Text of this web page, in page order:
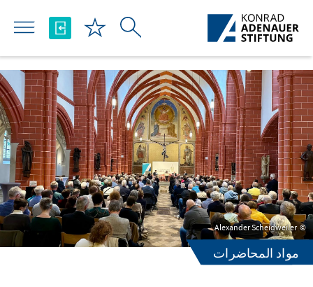
تخطي إلى المحتوى الرئيسي
Alexander Scheidweiler
مواد المحاضرات